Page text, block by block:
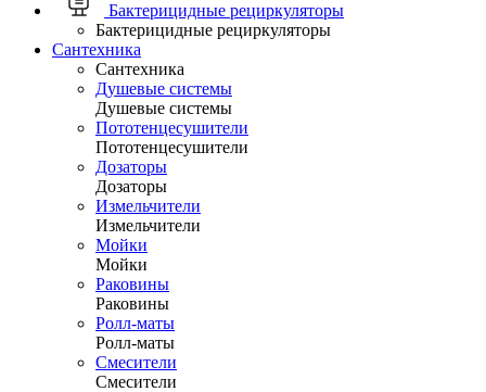
Бактерицидные рециркуляторы
Бактерицидные рециркуляторы
Сантехника
Сантехника
Душевые системы
Душевые системы
Пототенцесушители
Пототенцесушители
Дозаторы
Дозаторы
Измельчители
Измельчители
Мойки
Мойки
Раковины
Раковины
Ролл-маты
Ролл-маты
Смесители
Смесители